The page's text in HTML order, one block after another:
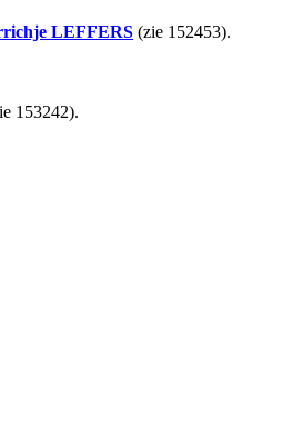
LEFFERS (zie 152453).
153242).